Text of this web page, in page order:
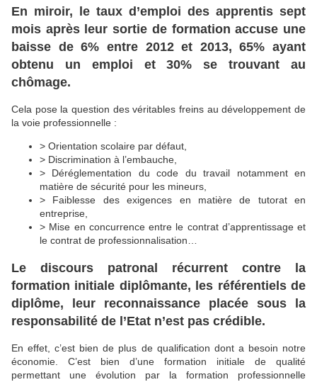
En miroir, le taux d’emploi des apprentis sept
mois après leur sortie de formation accuse une
baisse de 6% entre 2012 et 2013, 65% ayant
obtenu un emploi et 30% se trouvant au
chômage.
Cela pose la question des véritables freins au développement de
la voie professionnelle :
> Orientation scolaire par défaut,
> Discrimination à l’embauche,
> Déréglementation du code du travail notamment en
matière de sécurité pour les mineurs,
> Faiblesse des exigences en matière de tutorat en
entreprise,
> Mise en concurrence entre le contrat d’apprentissage et
le contrat de professionnalisation…
Le discours patronal récurrent contre la
formation initiale diplômante, les référentiels de
diplôme, leur reconnaissance placée sous la
responsabilité de l’Etat n’est pas crédible.
En effet, c’est bien de plus de qualification dont a besoin notre
économie. C’est bien d’une formation initiale de qualité
permettant une évolution par la formation professionnelle